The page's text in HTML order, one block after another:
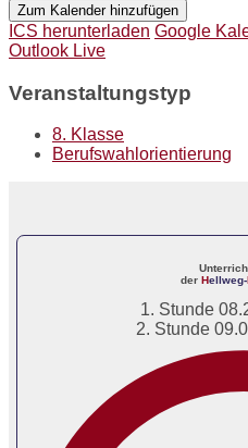
Zum Kalender hinzufügen
ICS herunterladen Google
Outlook Live
Veranstaltungstyp
8. Klasse
Berufswahlorientierung
der Hellweg-
1. Stunde
2. Stunde